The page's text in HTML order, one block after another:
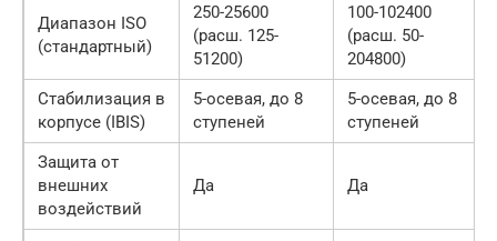
Диапазон ISO
(стандартный)
250-25600
(расш. 125-
51200)
100-102400
(расш. 50-
204800)
Стабилизация в
корпусе (IBIS)
5-осевая, до 8
ступеней
5-осевая, до 8
ступеней
Защита от
внешних
воздействий
Да Да